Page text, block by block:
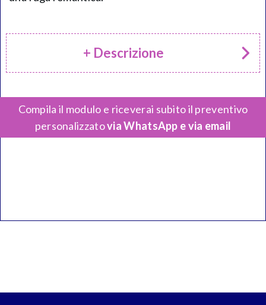
+ Descrizione
Compila il modulo e riceverai subito il preventivo
personalizzatovia WhatsApp e via email